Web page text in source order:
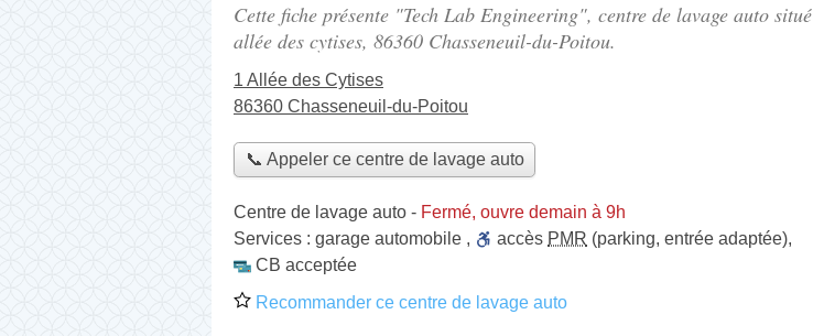
Cette fiche présente "Tech Lab Engineering", centre de lavage auto situé
allée des cytises, 86360 Chasseneuil-du-Poitou.
1 Allée des Cytises
86360 Chasseneuil-du-Poitou
📞 Appeler ce centre de lavage auto
Centre de lavage auto - Fermé, ouvre demain à 9h
Services : garage automobile , accès PMR (parking, entrée adaptée),
CB acceptée
Recommander ce centre de lavage auto